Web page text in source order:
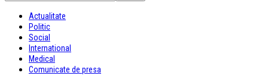
Actualitate
Politic
Social
International
Medical
Comunicate de presa